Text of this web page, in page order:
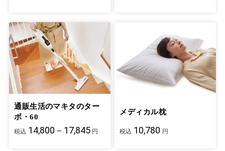
通販生活のマキタのター
ボ・60
税込 14,800－17,845 円
メディカル枕
税込 10,780 円